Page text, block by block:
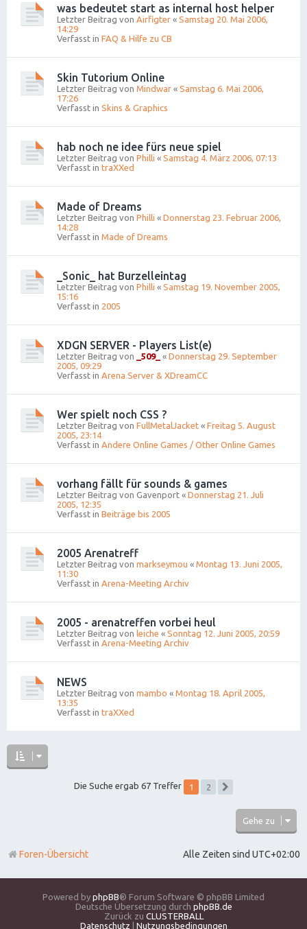
was bedeutet start as internal host helper
Letzter Beitrag von Airfigter « Samstag 20. Mai 2006,
14:29
Verfasst in FAQ & Hilfe zu CB
Skin Tutorium Online
Letzter Beitrag von Mindwar « Samstag 6. Mai 2006,
17:26
Verfasst in Skins & Graphics
hab noch ne idee fürs neue spiel
Letzter Beitrag von Philli « Samstag 4. März 2006, 07:13
Verfasst in traXXed
Made of Dreams
Letzter Beitrag von Philli « Donnerstag 23. Februar 2006,
14:28
Verfasst in Made of Dreams
_Sonic_ hat Burzelleintag
Letzter Beitrag von Philli « Samstag 19. November 2005,
15:16
Verfasst in 2005
XDGN SERVER - Players List(e)
Letzter Beitrag von _509_ « Donnerstag 29. September
2005, 09:29
Verfasst in Arena Server & XDreamCC
Wer spielt noch CSS ?
Letzter Beitrag von FullMetalJacket « Freitag 5. August
2005, 23:14
Verfasst in Andere Online Games / Other Online Games
vorhang fällt für sounds & games
Letzter Beitrag von Gavenport « Donnerstag 21. Juli
2005, 12:35
Verfasst in Beiträge bis 2005
2005 Arenatreff
Letzter Beitrag von markseymou « Montag 13. Juni 2005,
11:30
Verfasst in Arena-Meeting Archiv
2005 - arenatreffen vorbei heul
Letzter Beitrag von leiche « Sonntag 12. Juni 2005, 20:59
Verfasst in Arena-Meeting Archiv
NEWS
Letzter Beitrag von mambo « Montag 18. April 2005,
13:35
Verfasst in traXXed
Die Suche ergab 67 Treffer 1
2
Gehe zu
Alle Zeiten sind UTC+02:00
Foren-Übersicht
Powered by phpBB® Forum Software © phpBB Limited
Deutsche Übersetzung durch phpBB.de
Zurück zu CLUSTERBALL
Datenschutz
Nutzungsbedingungen